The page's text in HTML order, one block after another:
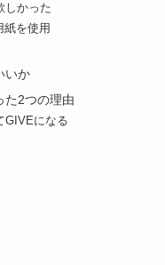
しかった
紙を使用
いか
た2つの理由
GIVEになる